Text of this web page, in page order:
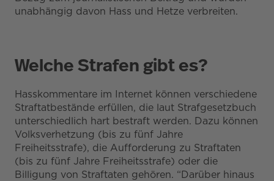
unabhängig davon Hass und Hetze verbreiten.
Welche Strafen gibt es?
Hasskommentare im Internet können verschiedene
Straftatbestände erfüllen, die laut Strafgesetzbuch
unterschiedlich hart bestraft werden. Dazu können
Volksverhetzung (bis zu fünf Jahre
Freiheitsstrafe), die Aufforderung zu Straftaten
(bis zu fünf Jahre Freiheitsstrafe) oder die
Billigung von Straftaten gehören. “Darüber hinaus